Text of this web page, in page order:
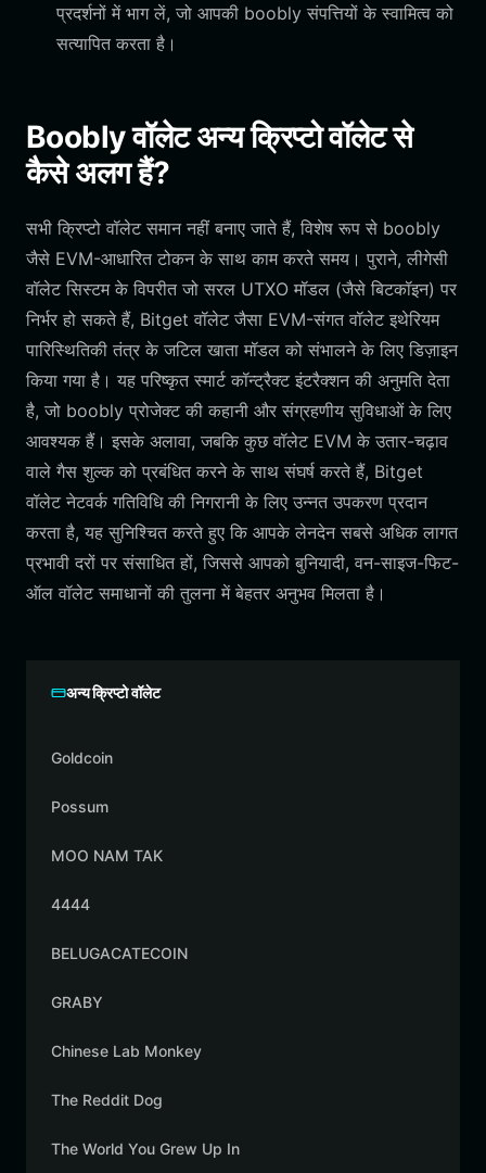
प्रदर्शनों में भाग लें, जो आपकी boobly संपत्तियों के स्वामित्व को
सत्यापित करता है।
Boobly वॉलेट अन्य क्रिप्टो वॉलेट से
कैसे अलग हैं?
सभी क्रिप्टो वॉलेट समान नहीं बनाए जाते हैं, विशेष रूप से boobly
जैसे EVM-आधारित टोकन के साथ काम करते समय। पुराने, लीगेसी
वॉलेट सिस्टम के विपरीत जो सरल UTXO मॉडल (जैसे बिटकॉइन) पर
निर्भर हो सकते हैं, Bitget वॉलेट जैसा EVM-संगत वॉलेट इथेरियम
पारिस्थितिकी तंत्र के जटिल खाता मॉडल को संभालने के लिए डिज़ाइन
किया गया है। यह परिष्कृत स्मार्ट कॉन्ट्रैक्ट इंटरैक्शन की अनुमति देता
है, जो boobly प्रोजेक्ट की कहानी और संग्रहणीय सुविधाओं के लिए
आवश्यक हैं। इसके अलावा, जबकि कुछ वॉलेट EVM के उतार-चढ़ाव
वाले गैस शुल्क को प्रबंधित करने के साथ संघर्ष करते हैं, Bitget
वॉलेट नेटवर्क गतिविधि की निगरानी के लिए उन्नत उपकरण प्रदान
करता है, यह सुनिश्चित करते हुए कि आपके लेनदेन सबसे अधिक लागत
प्रभावी दरों पर संसाधित हों, जिससे आपको बुनियादी, वन-साइज-फिट-
ऑल वॉलेट समाधानों की तुलना में बेहतर अनुभव मिलता है।
अन्य क्रिप्टो वॉलेट
Goldcoin
Possum
MOO NAM TAK
4444
BELUGACATECOIN
GRABY
Chinese Lab Monkey
The Reddit Dog
The World You Grew Up In